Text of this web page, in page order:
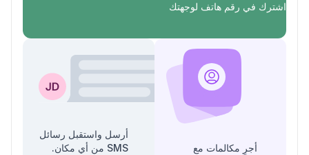
اشترك في رقم هاتف لوجهتك
أجرِ مكالمات مع
أرسل واستقبل رسائل
SMS من أي مكان.